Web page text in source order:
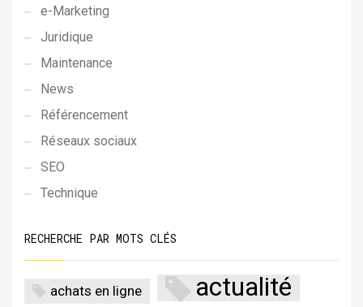
e-Marketing
Juridique
Maintenance
News
Référencement
Réseaux sociaux
SEO
Technique
RECHERCHE PAR MOTS CLÉS
achats en ligne actualité